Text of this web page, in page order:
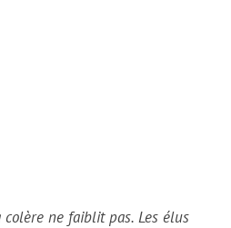
ne faiblit pas. Les élus